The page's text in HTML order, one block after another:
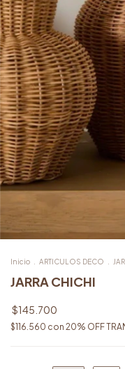
Inicio ARTICULOS DECO
JARRA CHICHI
$145.700
$116.560 con 20% OFF